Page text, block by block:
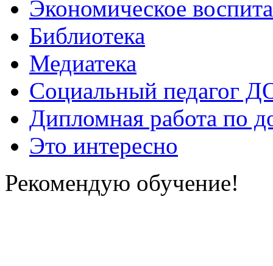
Экономическое
Библиотека
Медиатека
Социальный педагог
Дипломная работа по
Это интересно
Рекомендую обучение!